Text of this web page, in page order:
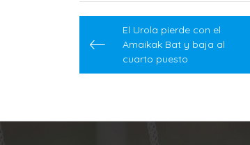
Navegación
de
entradas
El Urola pierde con el
Amaikak Bat y baja al
cuarto puesto